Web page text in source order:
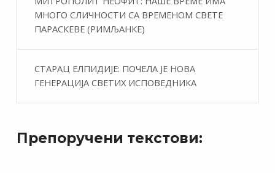
МНОГО СЛИЧНОСТИ СА ВРЕМЕНОМ СВЕТЕ
ПАРАСКЕВЕ (РИМЉАНКЕ)
СТАРАЦ ЕЛПИДИЈЕ: ПОЧЕЛА ЈЕ НОВА
ГЕНЕРАЦИЈА СВЕТИХ ИСПОВЕДНИКА
Препоручени текстови: